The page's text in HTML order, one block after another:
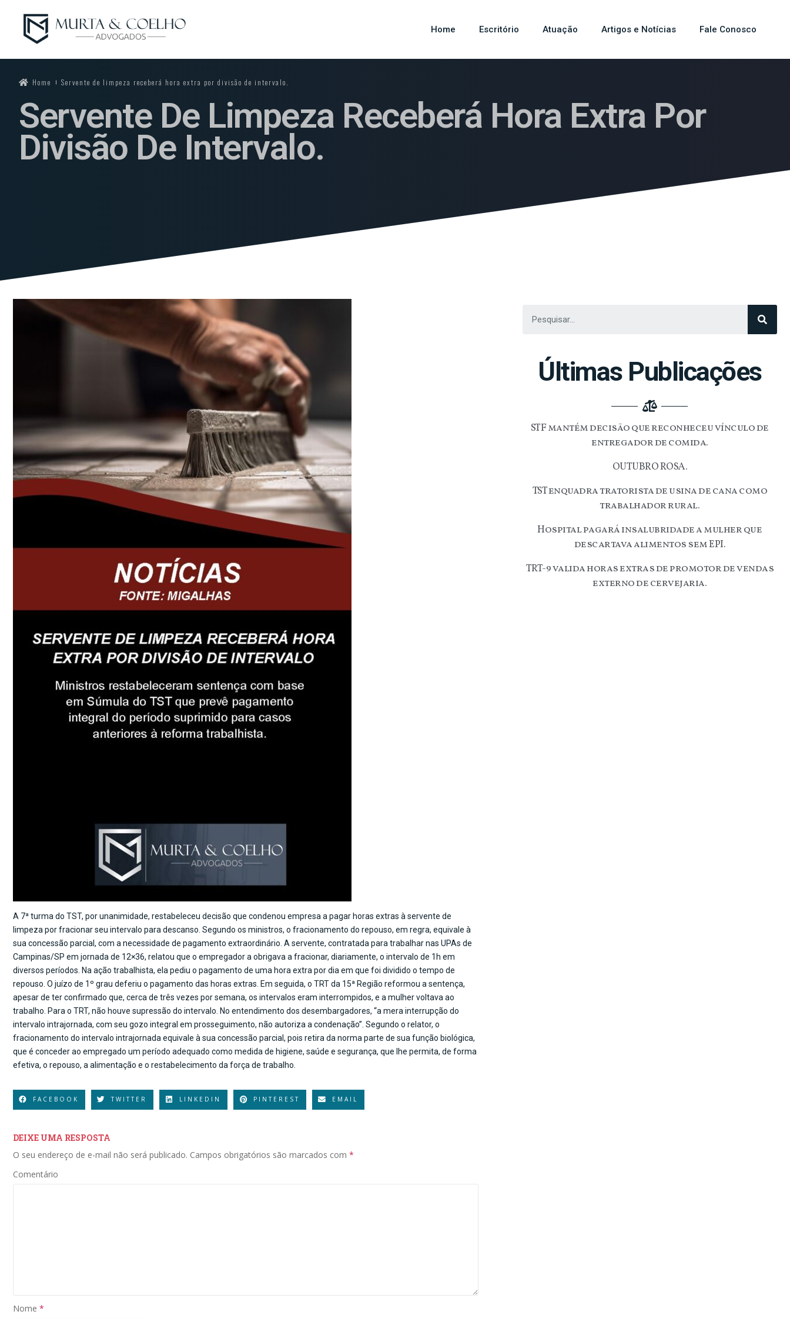
Home Escritório Atuação Artigos e Notícias Fale Conosco
Home Servente de limpeza receberá hora extra por divisão de intervalo.
Servente De Limpeza Receberá Hora Extra Por
Divisão De Intervalo.
A 7ª turma do TST, por unanimidade, restabeleceu decisão que condenou empresa a pagar horas extras à servente de
limpeza por fracionar seu intervalo para descanso. Segundo os ministros, o fracionamento do repouso, em regra, equivale à
sua concessão parcial, com a necessidade de pagamento extraordinário. A servente, contratada para trabalhar nas UPAs de
Campinas/SP em jornada de 12×36, relatou que o empregador a obrigava a fracionar, diariamente, o intervalo de 1h em
diversos períodos. Na ação trabalhista, ela pediu o pagamento de uma hora extra por dia em que foi dividido o tempo de
repouso. O juízo de 1º grau deferiu o pagamento das horas extras. Em seguida, o TRT da 15ª Região reformou a sentença,
apesar de ter confirmado que, cerca de três vezes por semana, os intervalos eram interrompidos, e a mulher voltava ao
trabalho. Para o TRT, não houve supressão do intervalo. No entendimento dos desembargadores, “a mera interrupção do
intervalo intrajornada, com seu gozo integral em prosseguimento, não autoriza a condenação”. Segundo o relator, o
fracionamento do intervalo intrajornada equivale à sua concessão parcial, pois retira da norma parte de sua função biológica,
que é conceder ao empregado um período adequado como medida de higiene, saúde e segurança, que lhe permita, de forma
efetiva, o repouso, a alimentação e o restabelecimento da força de trabalho.
FACEBOOK TWITTER LINKEDIN PINTEREST EMAIL
DEIXE UMA RESPOSTA
O seu endereço de e-mail não será publicado. Campos obrigatórios são marcados com *
Comentário
Nome *
Últimas Publicações
STF mantém decisão que reconheceu vínculo de
entregador de comida.
OUTUBRO ROSA.
TST enquadra tratorista de usina de cana como
trabalhador rural.
Hospital pagará insalubridade a mulher que
descartava alimentos sem EPI.
TRT-9 valida horas extras de promotor de vendas
externo de cervejaria.